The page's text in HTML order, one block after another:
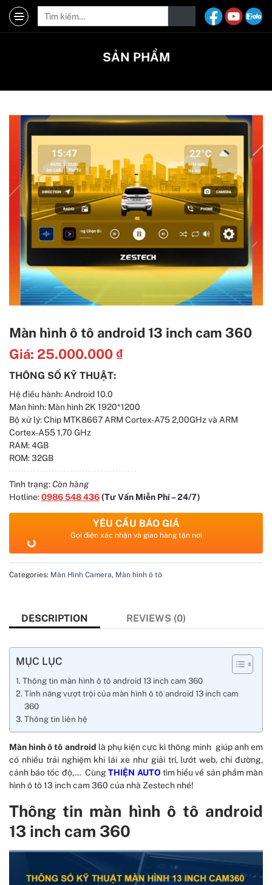
SẢN PHẨM
Màn hình ô tô android 13 inch cam 360
Giá: 25.000.000₫
THÔNG SỐ KỸ THUẬT:
Hệ điều hành: Android 10.0
Màn hình: Màn hình 2K 1920*1200
Bộ xử lý: Chip MTK8667 ARM Cortex-A75 2,00GHz và ARM
Cortex-A55 1,70 GHz
RAM: 4GB
ROM: 32GB
Tình trạng: Còn hàng
Hotline:0986 548 436(Tư Vấn Miễn Phí – 24/7)
YÊU CẦU BÁO GIÁ
Gọi điện xác nhận và giao hàng tận nơi
Categories: Màn Hình Camera, Màn hình ô tô
DESCRIPTION REVIEWS (0)
MỤC LỤC
Thông tin màn hình ô tô android 13 inch cam 360
Tính năng vượt trội của màn hình ô tô android 13 inch cam
360
Thông tin liên hệ
Màn hình ô tô android là phụ kiện cực kì thông minh giúp anh em
có nhiều trải nghiệm khi lái xe như giải trí, lướt web, chỉ đường,
cảnh báo tốc độ,… CùngTHIỆN AUTO tìm hiểu về sản phẩm màn
hình ô tô 13 inch cam 360 của nhà Zestech nhé!
Thông tin màn hình ô tô android
13 inch cam 360